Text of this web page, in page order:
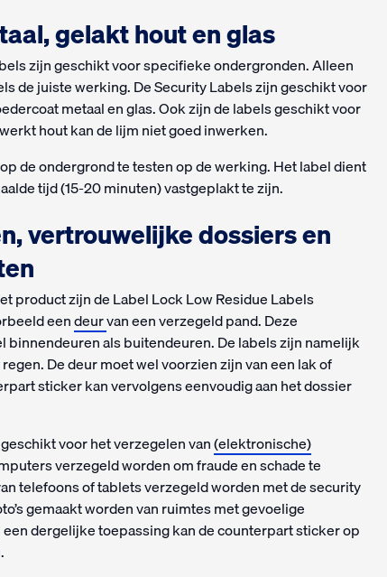
gelakt hout en glas
zijn geschikt voor specifieke ondergronden. Alleen
de juiste werking. De Security Labels zijn geschikt voor
metaal en glas. Ook zijn de labels geschikt voor
hout kan de lijm niet goed inwerken.
de ondergrond te testen op de werking. Het label dient
tijd (15-20 minuten) vastgeplakt te zijn.
vertrouwelijke dossiers en
product zijn de Label Lock Low Residue Labels
eendeurvan een verzegeld pand. Deze
als buitendeuren. De labels zijn namelijk
De deur moet wel voorzien zijn van een lak of
sticker kan vervolgens eenvoudig aan het dossier
voor het verzegelen van(elektronische)
verzegeld worden om fraude en schade te
telefoons of tablets verzegeld worden met de security
gemaakt worden van ruimtes met gevoelige
dergelijke toepassing kan de counterpart sticker op